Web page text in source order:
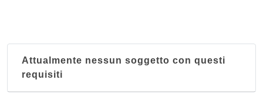
Attualmente nessun soggetto con questi
requisiti